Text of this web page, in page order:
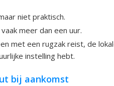
niet praktisch.
meer dan een uur.
met een rugzak reist, de
instelling hebt.
bij aankomst